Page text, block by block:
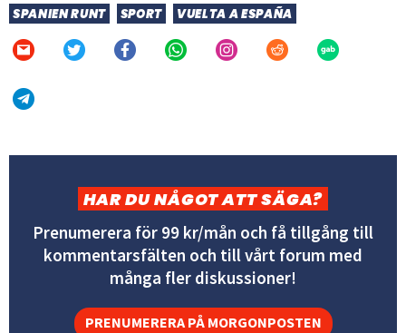
SPANIEN RUNT
SPORT VUELTA A ESPAÑA
HAR DU NÅGOT ATT SÄGA?
Prenumerera för 99 kr/mån och få tillgång till
kommentarsfälten och till vårt forum med
många fler diskussioner!
PRENUMERERA PÅ MORGONPOSTEN